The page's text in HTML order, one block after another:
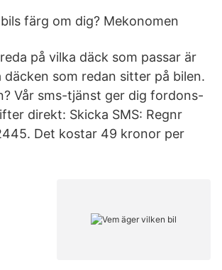
färg om dig? Mekonomen
på vilka däck som passar är
som redan sitter på bilen.
Vår sms-tjänst ger dig fordons-
direkt: Skicka SMS: Regnr
Det kostar 49 kronor per